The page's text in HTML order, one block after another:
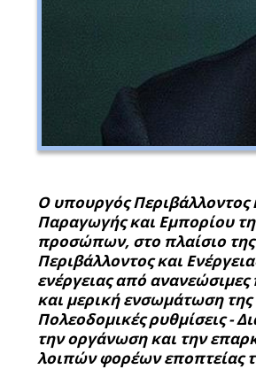
Ο υπουργός Περιβάλλοντος
Παραγωγής και Εμπορίου
προσώπων, στο πλαίσιο της
Περιβάλλοντος και
ενέργειας από
και μερική ενσωμάτωση της
Πολεοδομικές ρυθμίσεις -
την οργάνωση και την
λοιπών φορέων εποπτείας